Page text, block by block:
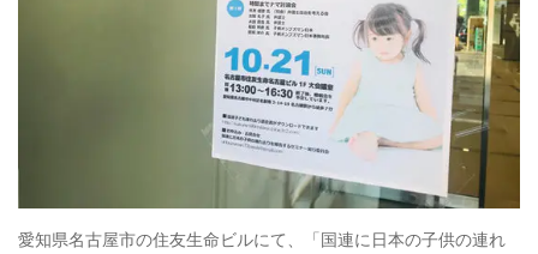
愛知県名古屋市の住友生命ビルにて、「国連に日本の子供の連れ